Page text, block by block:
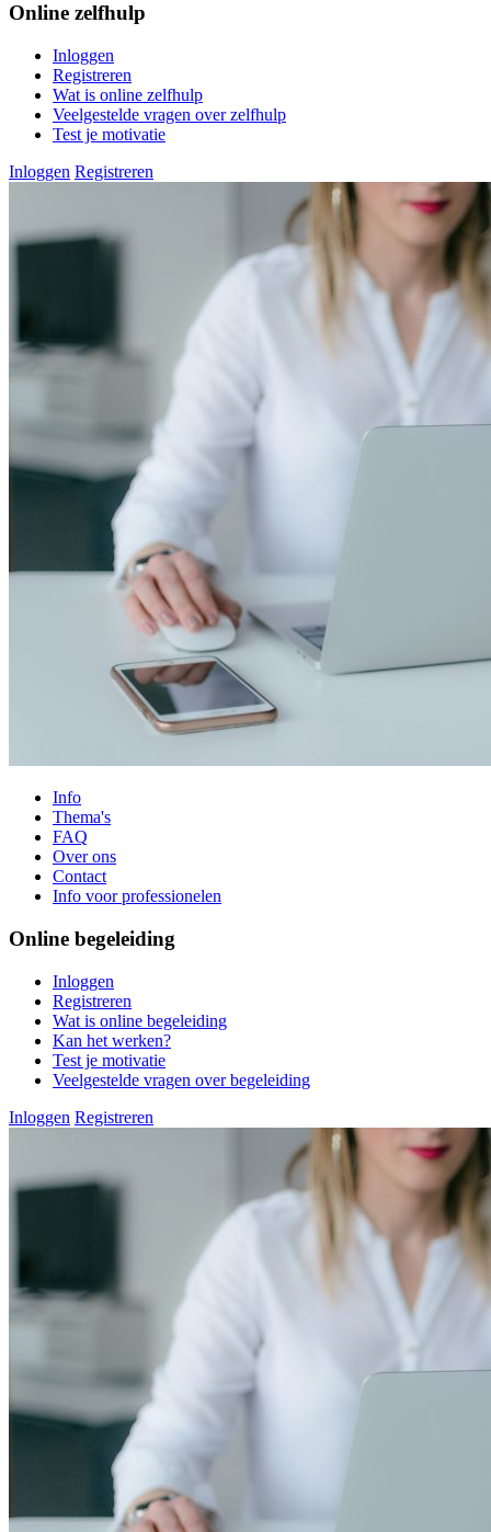
Online zelfhulp
Inloggen
Registreren
Wat is online zelfhulp
Veelgestelde vragen over zelfhulp
Test je motivatie
Inloggen Registreren
Info
Thema's
FAQ
Over ons
Contact
Info voor professionelen
Online begeleiding
Inloggen
Registreren
Wat is online begeleiding
Kan het werken?
Test je motivatie
Veelgestelde vragen over begeleiding
Inloggen Registreren